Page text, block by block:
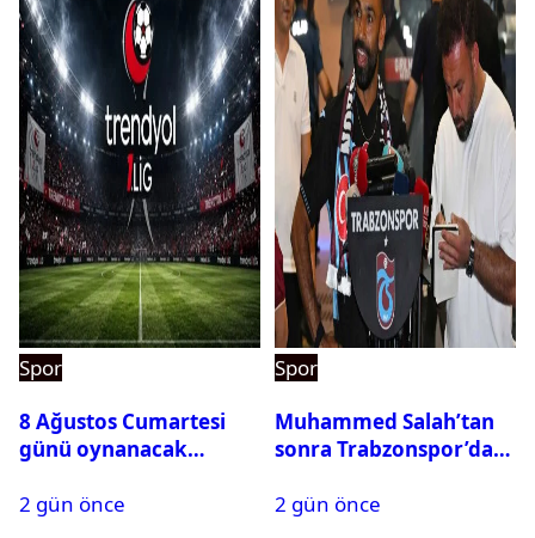
Spor
8 Ağustos Cumartesi
günü oynanacak
2 gün önce
Spor
Muhammed Salah’tan
sonra Trabzonspor’dan
2 gün önce